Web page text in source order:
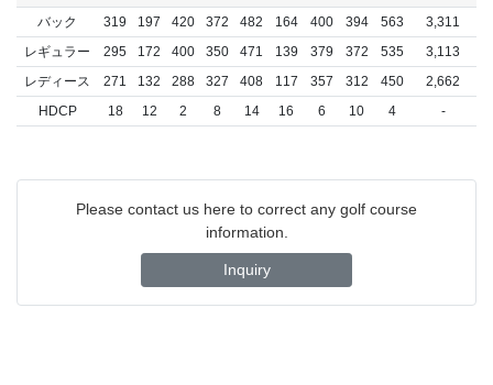
バック 319 197 420 372 482 164 400 394 563
3,311
レギュラー
295 172 400 350 471 139 379 372 535
3,113
レディース
271 132 288 327 408 117 357 312 450
2,662
HDCP
18 12 2 8 14 16 6 10 4 -
Please contact us here to correct any golf course
information.
Inquiry